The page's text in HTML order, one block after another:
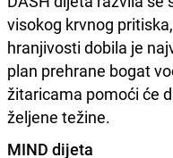
visokog krvnog
hranjivosti dobila je
plan prehrane bogat
žitaricama pomoći će
željene težine.
MIND dijeta